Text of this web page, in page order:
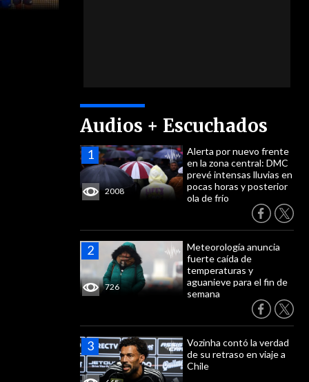
Audios + Escuchados
2008
Alerta por nuevo frente
en la zona central: DMC
prevé intensas lluvias en
pocas horas y posterior
ola de frío
726
Meteorología anuncia
fuerte caída de
temperaturas y
aguanieve para el fin de
semana
Vozinha contó la verdad
de su retraso en viaje a
Chile